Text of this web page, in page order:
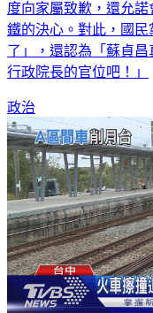
度向家屬致歉，還允
鐵的決心。對此，國
了」，還認為「蘇貞
行政院長的官位吧！」
政治